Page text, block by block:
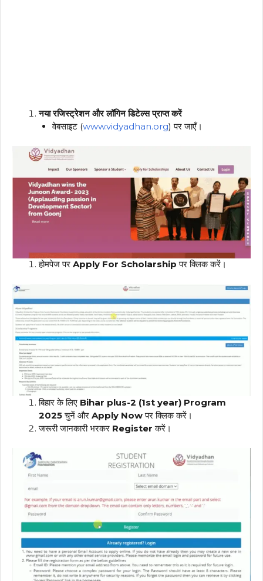
नया रजिस्ट्रेशन और लॉगिन डिटेल्स प्राप्त करें
वेबसाइट (www.vidyadhan.org) पर जाएँ।
होमपेज पर Apply For Scholarship पर क्लिक करें।
बिहार के लिए Bihar plus-2 (1st year) Program
2025चुनें और Apply Nowपर क्लिक करें।
जरूरी जानकारी भरकर Register करें।